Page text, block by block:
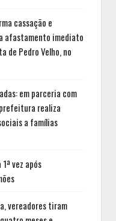
cassação e
afastamento imediato
de Pedro Velho, no
em parceria com
realiza
a famílias
vez após
vereadores tiram